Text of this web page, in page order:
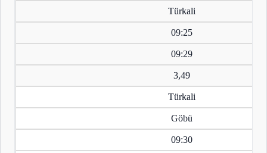
Türkali
09:25
09:29
3,49
Türkali
Göbü
09:30